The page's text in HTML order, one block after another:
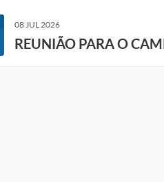
08 JUL 2026
REUNIÃO PARA O